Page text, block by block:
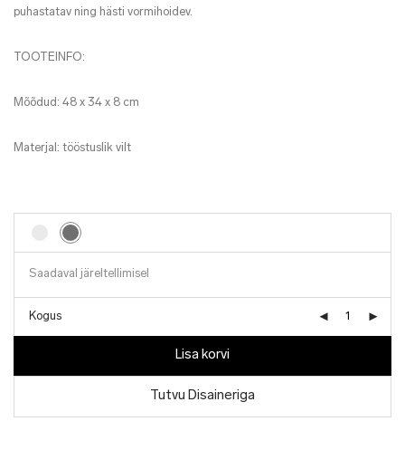
puhastatav ning hästi vormihoidev.
TOOTEINFO:
Mõõdud: 48 x 34 x 8 cm
Materjal: tööstuslik vilt
Saadaval järeltellimisel
Kogus
Lisa korvi
Tutvu Disaineriga